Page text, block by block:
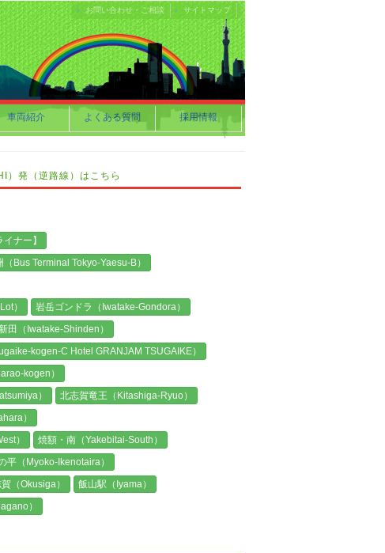
お問い合わせ・ご相談 サイトマップ
車両紹介 よくある質問 採用情報
）発（逆路線）はこちら
ナー】
Bus Terminal Tokyo-Yaesu-B）
）
岩岳ゴンドラ（Iwatake-Gondora）
田（Iwatake-Shinden）
kogen-C Hotel GRANJAM TSUGAIKE）
kogen）
）
北志賀竜王（Kitashiga-Ryuo）
）
）
焼額・南（Yakebitai-South）
平（Myoko-Ikenotaira）
（Okusiga）
飯山駅（Iyama）
）